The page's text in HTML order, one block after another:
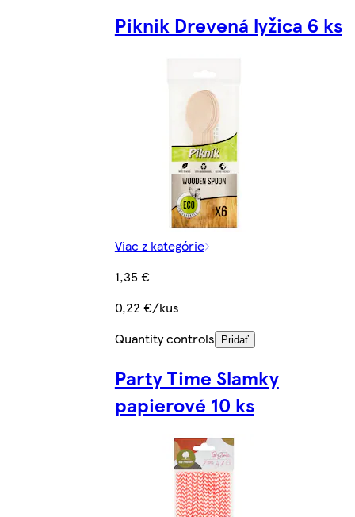
Piknik Drevená lyžica 6 ks
Viac z kategórie
1,35 €
0,22 €/kus
Quantity controls
Pridať
Party Time Slamky
papierové 10 ks